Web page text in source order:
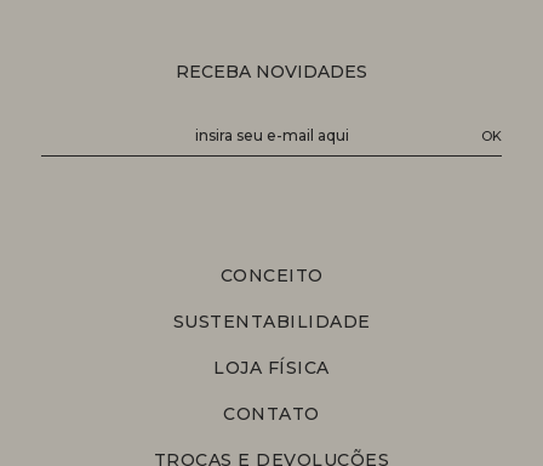
RECEBA NOVIDADES
CONCEITO
SUSTENTABILIDADE
LOJA FÍSICA
CONTATO
TROCAS E DEVOLUÇÕES